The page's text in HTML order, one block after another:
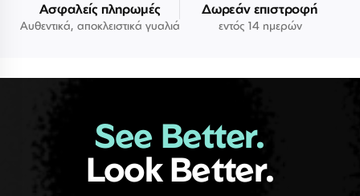
Ασφαλείς πληρωμές
Αυθεντικά, αποκλειστικά γυαλιά
Δωρεάν επιστροφή
εντός 14 ημερών
See Better.
Look Better.